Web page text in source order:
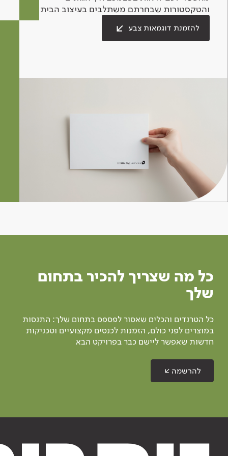
והטקסטורות שבחרתם משתלבים בעיצוב הבית.
להזמנת דוגמאות צבע
כל מה שצריך להכיר בתחום
שלך
כל הטרנדים והכלים שאסור לפספס בתחום שלך: התנסות
במוצרים לפני כולם, הזמנות לכנסים מקצועיים וטכניקות
חדשות שאפשר ליישם כבר בפרויקט הבא
להרשמה